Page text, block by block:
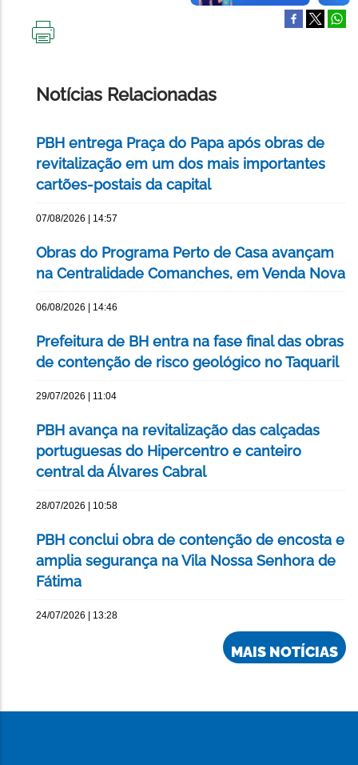
Notícias Relacionadas
PBH entrega Praça do Papa após obras de
revitalização em um dos mais importantes
cartões-postais da capital
07/08/2026 | 14:57
Obras do Programa Perto de Casa avançam
na Centralidade Comanches, em Venda Nova
06/08/2026 | 14:46
Prefeitura de BH entra na fase final das obras
de contenção de risco geológico no Taquaril
29/07/2026 | 11:04
PBH avança na revitalização das calçadas
portuguesas do Hipercentro e canteiro
central da Álvares Cabral
28/07/2026 | 10:58
PBH conclui obra de contenção de encosta e
amplia segurança na Vila Nossa Senhora de
Fátima
24/07/2026 | 13:28
MAIS NOTÍCIAS